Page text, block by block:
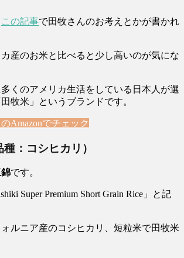
この記事で田牧さんのお考えとかが書かれ
産のお米と比べると少し高いのが気にな
くのアメリカ生活をしている日本人が選
牧米」というブランドです。
Amazonでチェック
：コシヒカリ）
です。
Super Premium Short Grain Rice」と記
ルニア産のコシヒカリ、短粒米で田牧米